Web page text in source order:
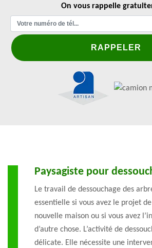
On vous rappelle
Paysagiste pour
Le travail de dessouchage des
essentielle si vous avez le projet
nouvelle maison ou si vous avez
d’autre chose. L’activité de
délicate. Elle nécessite une